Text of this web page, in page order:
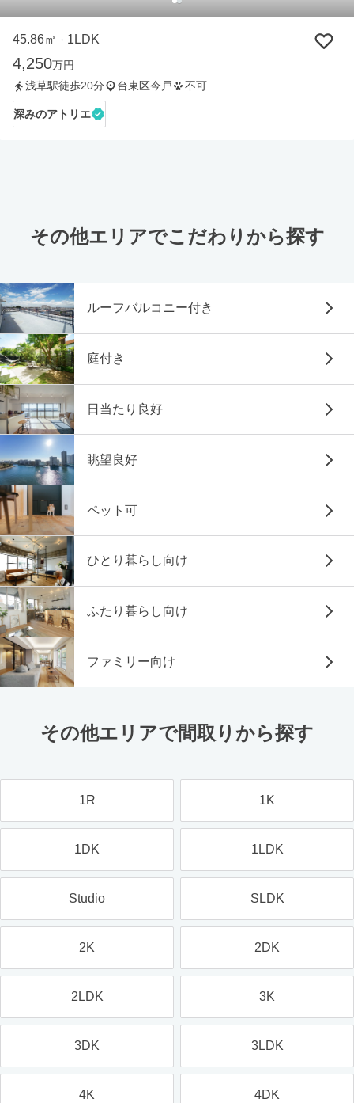
45.86㎡ ・ 1LDK
4,250万円
浅草駅徒歩20分
台東区今戸 不可
深みのアトリエ
その他エリアでこだわりから探す
ルーフバルコニー付き
庭付き
日当たり良好
眺望良好
ペット可
ひとり暮らし向け
ふたり暮らし向け
ファミリー向け
その他エリアで間取りから探す
1R 1K
1DK 1LDK
Studio SLDK
2K 2DK
2LDK 3K
3DK 3LDK
4K 4DK